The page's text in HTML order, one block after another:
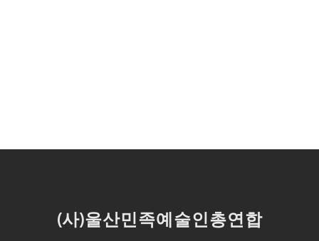
(사)울산민족예술인총연합